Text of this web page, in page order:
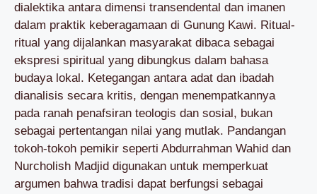
dialektika antara dimensi transendental dan imanen
dalam praktik keberagamaan di Gunung Kawi. Ritual-
ritual yang dijalankan masyarakat dibaca sebagai
ekspresi spiritual yang dibungkus dalam bahasa
budaya lokal. Ketegangan antara adat dan ibadah
dianalisis secara kritis, dengan menempatkannya
pada ranah penafsiran teologis dan sosial, bukan
sebagai pertentangan nilai yang mutlak. Pandangan
tokoh-tokoh pemikir seperti Abdurrahman Wahid dan
Nurcholish Madjid digunakan untuk memperkuat
argumen bahwa tradisi dapat berfungsi sebagai